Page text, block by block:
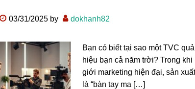
03/31/2025 by dokhanh82
Bạn có biết tại sao một TVC
hiệu bạn cả năm trời? Trong
giới marketing hiện đại, sản
là “bàn tay ma […]